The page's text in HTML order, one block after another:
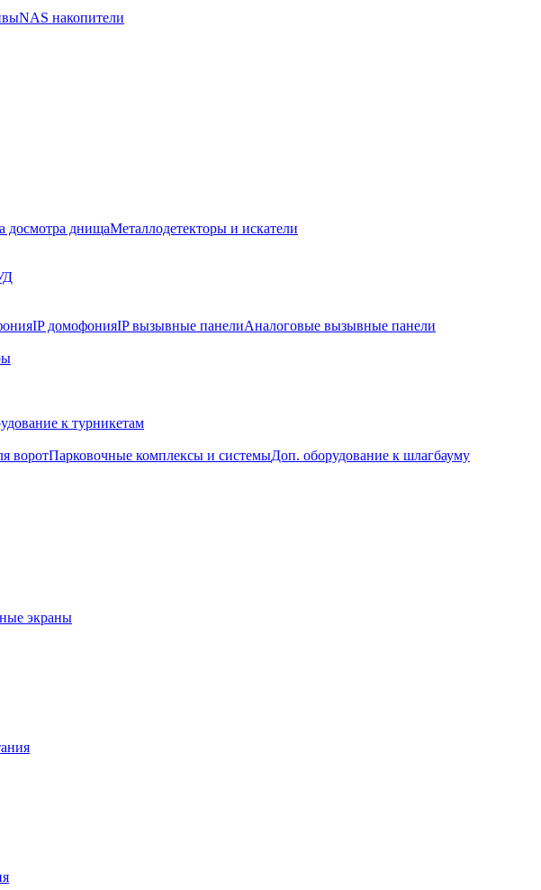
NAS накопители
досмотра днищаМеталлодетекторы и искатели
IP домофонияIP вызывные панелиАналоговые вызывные панели
к турникетам
воротПарковочные комплексы и системыДоп. оборудование к шлагбауму
экраны